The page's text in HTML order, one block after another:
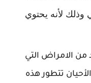
وذلك لأنه يحتوي
من الامراض التي
تتطور هذه